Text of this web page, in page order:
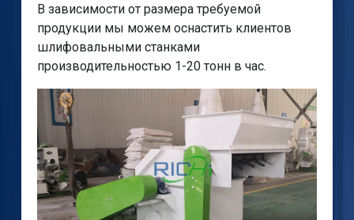
В зависимости от размера требуемой
продукции мы можем оснастить клиентов
шлифовальными станками
производительностью 1-20 тонн в час.